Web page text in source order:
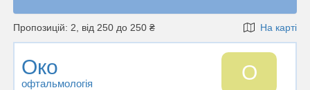
Пропозицій: 2, від 250 до 250 ₴ На карті
Око
офтальмологія О